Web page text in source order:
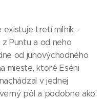
existuje tretí míľnik -
z Puntu a od neho
od juhovýchodného
mieste, ktoré Eséni
v jednej
pól a podobne ako